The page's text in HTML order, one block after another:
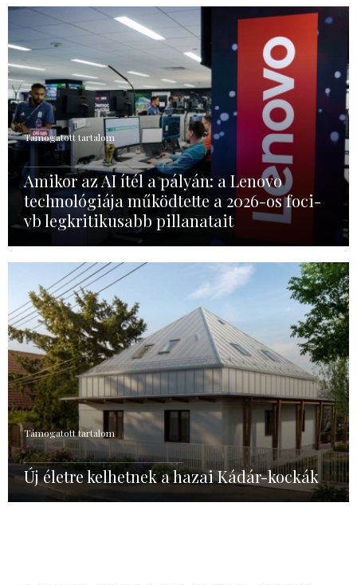
Támogatott tartalom
Amikor az AI ítél a pályán: a Lenovo
technológiája működtette a 2026-os foci-
vb legkritikusabb pillanatait
Támogatott tartalom
Új életre kelhetnek a hazai Kádár-kockák